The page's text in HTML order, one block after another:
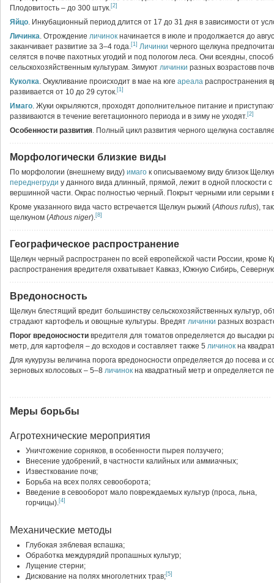
Плодовитость – до 300 штук.[2]
Яйцо. Инкубационный период длится от 17 до 31 дня в зависимости от
Личинка. Отрождение личинок начинается в июле и продолжается до
заканчивает развитие за 3–4 года.[1] Личинки черного щелкуна
селятся в почве пахотных угодий и под пологом леса. Они всеядны,
сельскохозяйственным культурам. Зимуют личинки разных возрастовв
Куколка. Окукливание происходит в мае на юге ареала распространения
развивается от 10 до 29 суток.[1]
Имаго. Жуки окрыляются, проходят дополнительное питание и
развиваются в течение вегетационного периода и в зиму не уходят.[2]
Особенности развития. Полный цикл развития черного щелкуна
Морфологически близкие виды
По морфологии (внешнему виду) имаго к описываемому виду близок
переднегруди у данного вида длинный, прямой, лежит в одной плоскости с
вершинной части. Окрас полностью черный. Покрыт черными или серыми
Кроме указанного вида часто встречается Щелкун рыжий (Athous rufus),
щелкуном (Athous niger).[8]
Географическое распространение
Щелкун черный распространен по всей европейской части России, кроме
распространения вредителя охватывает Кавказ, Южную Сибирь,
Вредоносность
Щелкун блестящий вредит большинству сельскохозяйственных культур,
страдают картофель и овощные культуры. Вредят личинки разных
Порог вредоносности вредителя для томатов определяется до высадки
метр, для картофеля – до всходов и составляет также 5 личинок на
Для кукурузы величина порога вредоносности определяется до посева и
зерновых колосовых – 5–8 личинок на квадратный метр и определяется
Меры борьбы
Агротехнические мероприятия
Уничтожение сорняков, в особенности пырея ползучего;
Внесение удобрений, в частности калийных или аммиачных;
Известкование почв;
Борьба на всех полях севооборота;
Введение в севооборот мало повреждаемых культур (проса, льна,
горчицы).[4]
Механические методы
Глубокая зяблевая вспашка;
Обработка междурядий пропашных культур;
Лущение стерни;
Дискование на полях многолетних трав;[5]